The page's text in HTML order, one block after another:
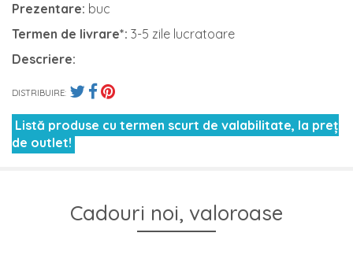
Prezentare: buc
Termen de livrare*: 3-5 zile lucratoare
Descriere:
DISTRIBUIRE:
Listă produse cu termen scurt de valabilitate, la preț
de outlet!
Cadouri noi, valoroase